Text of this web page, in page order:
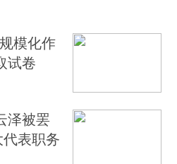
模化作
试卷
泽被罢
表职务